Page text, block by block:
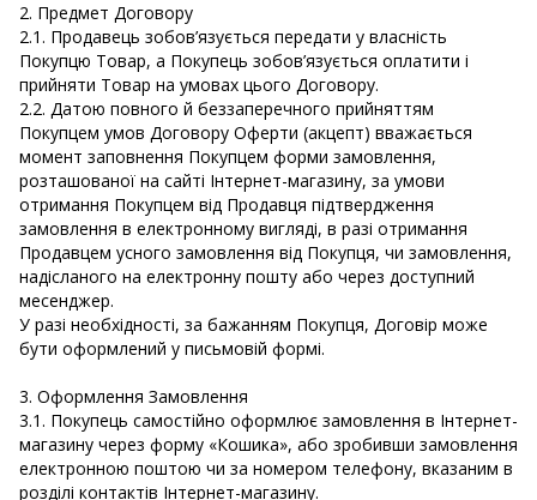
2. Предмет Договору
2.1. Продавець зобов’язується передати у власність
Покупцю Товар, а Покупець зобов’язується оплатити і
прийняти Товар на умовах цього Договору.
2.2. Датою повного й беззаперечного прийняттям
Покупцем умов Договору Оферти (акцепт) вважається
момент заповнення Покупцем форми замовлення,
розташованої на сайті Інтернет-магазину, за умови
отримання Покупцем від Продавця підтвердження
замовлення в електронному вигляді, в разі отримання
Продавцем усного замовлення від Покупця, чи замовлення,
надісланого на електронну пошту або через доступний
месенджер.
У разі необхідності, за бажанням Покупця, Договір може
бути оформлений у письмовій формі.
3. Оформлення Замовлення
3.1. Покупець самостійно оформлює замовлення в Інтернет-
магазину через форму «Кошика», або зробивши замовлення
електронною поштою чи за номером телефону, вказаним в
розділі контактів Інтернет-магазину.